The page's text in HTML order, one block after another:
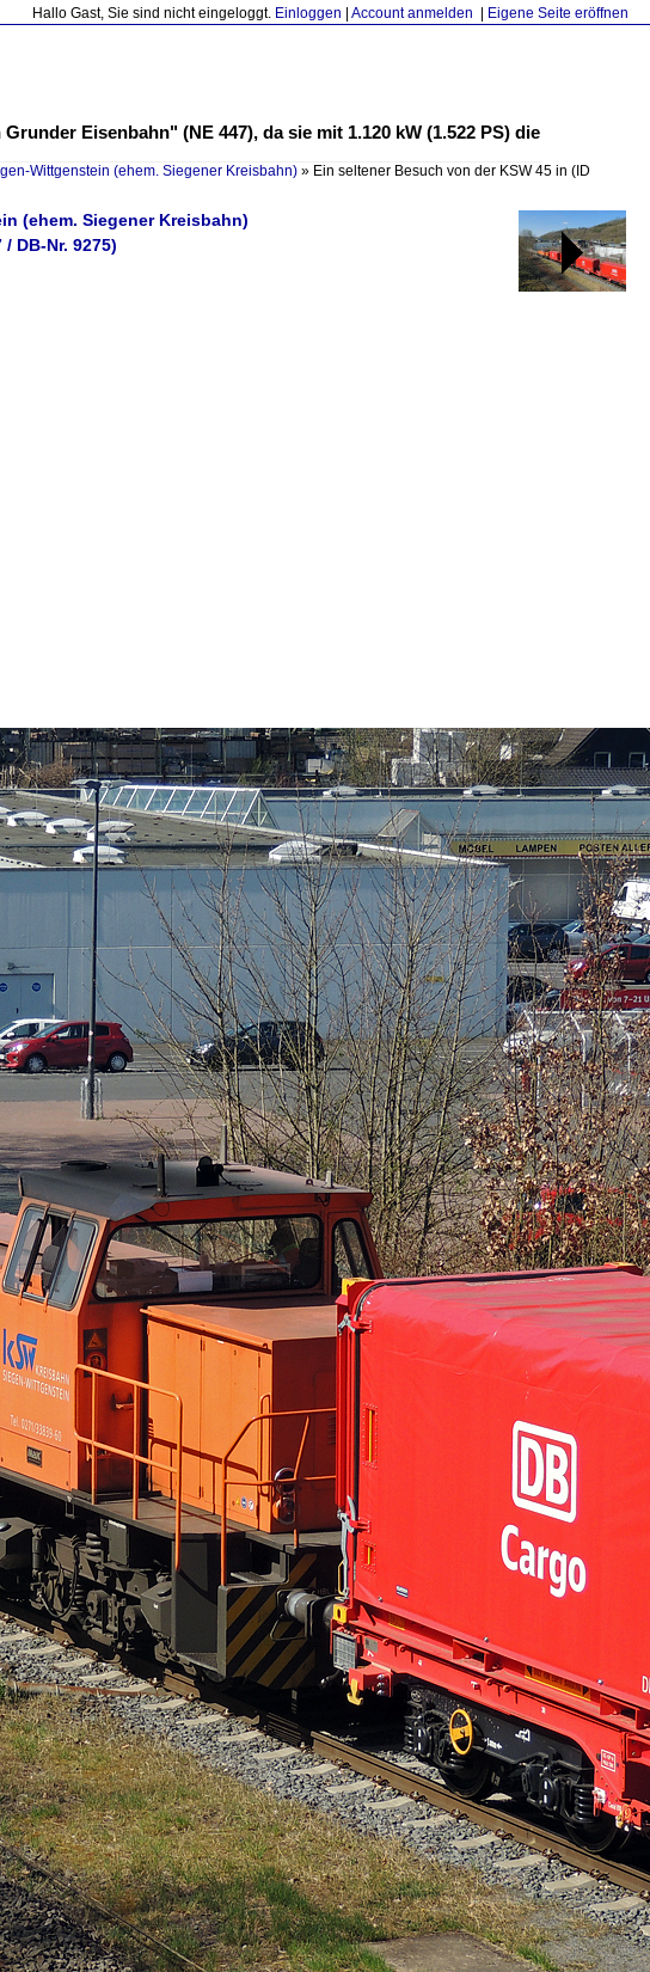
Hallo Gast, Sie sind nicht eingeloggt. Einloggen Account anmelden Eigene Seite eröffnen
Eisenbahn" (NE 447), da sie mit 1.120 kW (1.522 PS) die
Wittgenstein (ehem. Siegener Kreisbahn) » Ein seltener Besuch von der KSW 45 in (ID
(ehem. Siegener Kreisbahn)
DB-Nr. 9275)